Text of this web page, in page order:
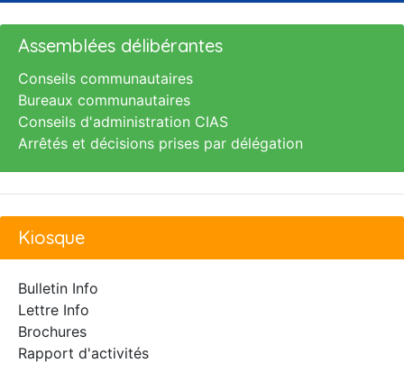
Assemblées délibérantes
Conseils communautaires
Bureaux communautaires
Conseils d'administration CIAS
Arrêtés et décisions prises par délégation
Kiosque
Bulletin Info
Lettre Info
Brochures
Rapport d'activités